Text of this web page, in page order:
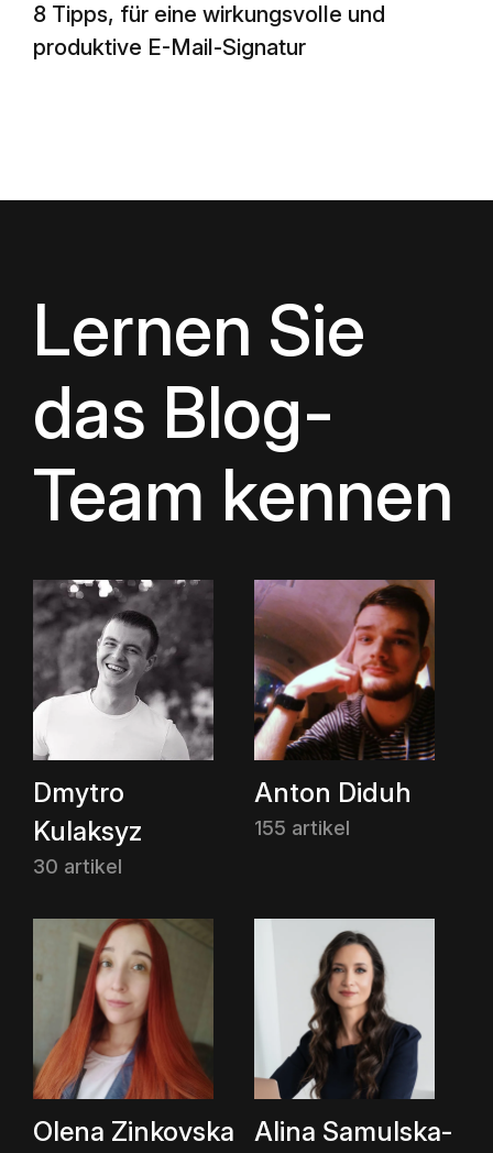
8 Tipps, für eine wirkungsvolle und
produktive E-Mail-Signatur
Lernen Sie
das Blog-
Team kennen
Dmytro
Kulaksyz
30 artikel
Anton Diduh
155 artikel
Olena Zinkovska
Alina Samulska-